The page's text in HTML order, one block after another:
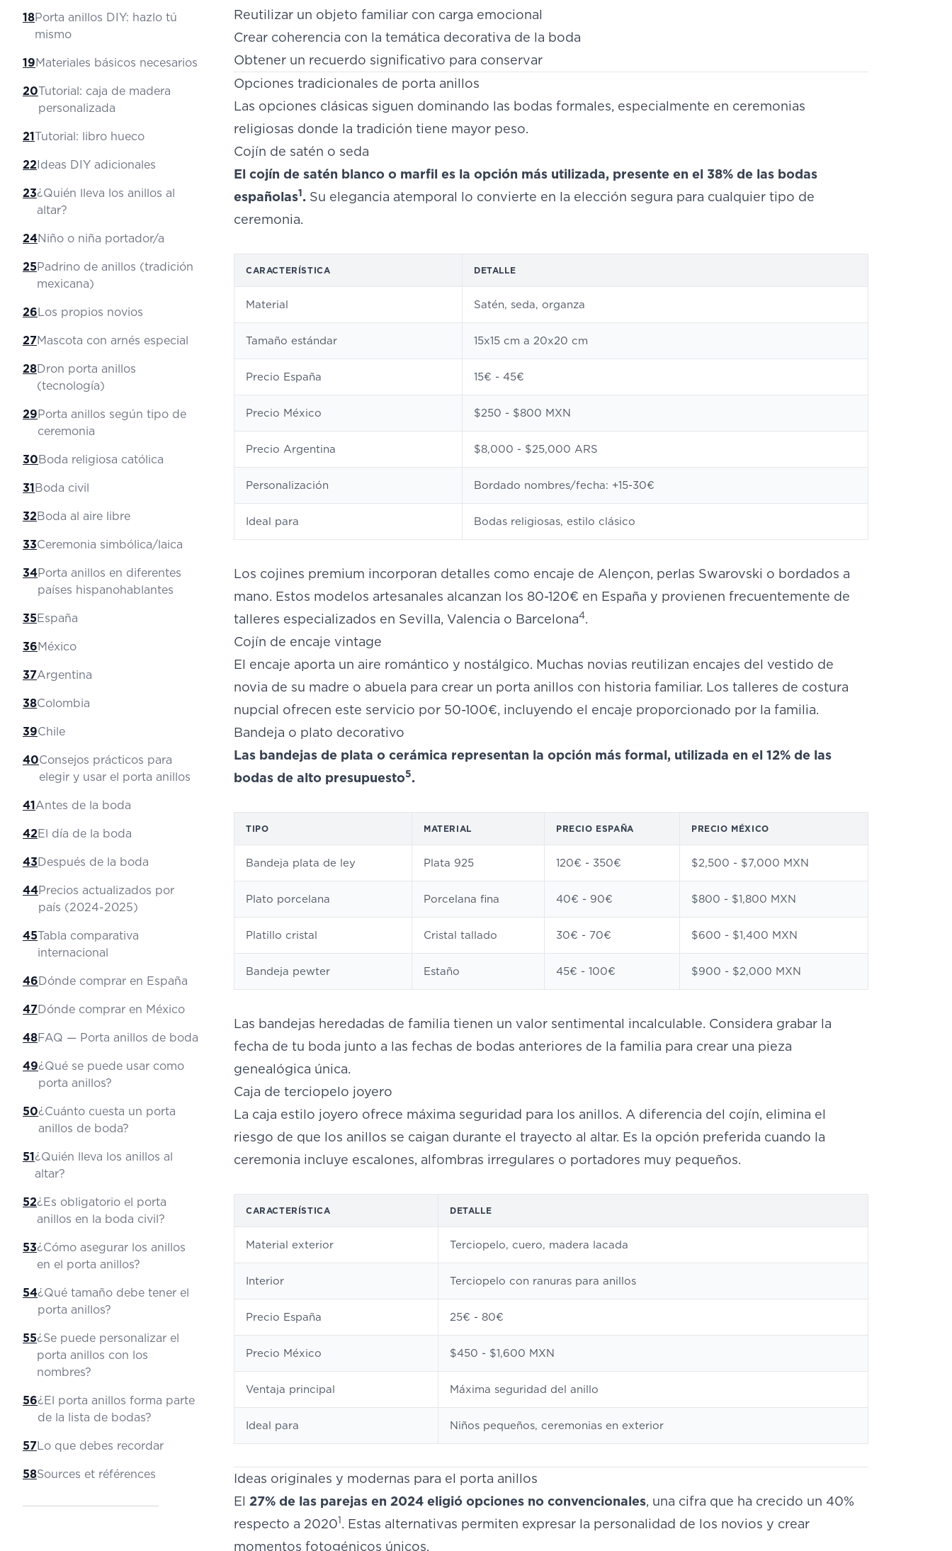
18Porta anillos DIY: hazlo tú
mismo
19Materiales básicos necesarios
20Tutorial: caja de madera
personalizada
21Tutorial: libro hueco
22Ideas DIY adicionales
23¿Quién lleva los anillos al
altar?
24Niño o niña portador/a
25Padrino de anillos (tradición
mexicana)
26Los propios novios
27Mascota con arnés especial
28Dron porta anillos
(tecnología)
29Porta anillos según tipo de
ceremonia
30Boda religiosa católica
31Boda civil
32Boda al aire libre
33Ceremonia simbólica/laica
34Porta anillos en diferentes
países hispanohablantes
35España
36México
37Argentina
38Colombia
39Chile
40Consejos prácticos para
elegir y usar el porta anillos
41Antes de la boda
42El día de la boda
43Después de la boda
44Precios actualizados por
país (2024-2025)
45Tabla comparativa
internacional
46Dónde comprar en España
47Dónde comprar en México
48FAQ — Porta anillos de boda
49¿Qué se puede usar como
porta anillos?
50¿Cuánto cuesta un porta
anillos de boda?
51¿Quién lleva los anillos al
altar?
52¿Es obligatorio el porta
anillos en la boda civil?
53¿Cómo asegurar los anillos
en el porta anillos?
54¿Qué tamaño debe tener el
porta anillos?
55¿Se puede personalizar el
porta anillos con los
nombres?
56¿El porta anillos forma parte
de la lista de bodas?
57Lo que debes recordar
58Sources et références
Reutilizar un objeto familiar con carga emocional
Crear coherencia con la temática decorativa de la boda
Obtener un recuerdo significativo para conservar
Opciones tradicionales de porta anillos
Las opciones clásicas siguen dominando las bodas formales, especialmente en ceremonias
religiosas donde la tradición tiene mayor peso.
Cojín de satén o seda
El cojín de satén blanco o marfil es la opción más utilizada, presente en el 38% de las bodas
españolas1. Su elegancia atemporal lo convierte en la elección segura para cualquier tipo de
ceremonia.
CARACTERÍSTICA DETALLE
Material Satén, seda, organza
Tamaño estándar 15x15 cm a 20x20 cm
Precio España 15€ - 45€
Precio México $250 - $800 MXN
Precio Argentina $8,000 - $25,000 ARS
Personalización Bordado nombres/fecha: +15-30€
Ideal para Bodas religiosas, estilo clásico
Los cojines premium incorporan detalles como encaje de Alençon, perlas Swarovski o bordados a
mano. Estos modelos artesanales alcanzan los 80-120€ en España y provienen frecuentemente de
talleres especializados en Sevilla, Valencia o Barcelona4.
Cojín de encaje vintage
El encaje aporta un aire romántico y nostálgico. Muchas novias reutilizan encajes del vestido de
novia de su madre o abuela para crear un porta anillos con historia familiar. Los talleres de costura
nupcial ofrecen este servicio por 50-100€, incluyendo el encaje proporcionado por la familia.
Bandeja o plato decorativo
Las bandejas de plata o cerámica representan la opción más formal, utilizada en el 12% de las
bodas de alto presupuesto5.
TIPO MATERIAL PRECIO ESPAÑA PRECIO MÉXICO
Bandeja plata de ley Plata 925 120€ - 350€ $2,500 - $7,000 MXN
Plato porcelana Porcelana fina 40€ - 90€ $800 - $1,800 MXN
Platillo cristal Cristal tallado 30€ - 70€ $600 - $1,400 MXN
Bandeja pewter Estaño 45€ - 100€ $900 - $2,000 MXN
Las bandejas heredadas de familia tienen un valor sentimental incalculable. Considera grabar la
fecha de tu boda junto a las fechas de bodas anteriores de la familia para crear una pieza
genealógica única.
Caja de terciopelo joyero
La caja estilo joyero ofrece máxima seguridad para los anillos. A diferencia del cojín, elimina el
riesgo de que los anillos se caigan durante el trayecto al altar. Es la opción preferida cuando la
ceremonia incluye escalones, alfombras irregulares o portadores muy pequeños.
CARACTERÍSTICA DETALLE
Material exterior Terciopelo, cuero, madera lacada
Interior Terciopelo con ranuras para anillos
Precio España 25€ - 80€
Precio México $450 - $1,600 MXN
Ventaja principal Máxima seguridad del anillo
Ideal para Niños pequeños, ceremonias en exterior
Ideas originales y modernas para el porta anillos
El 27% de las parejas en 2024 eligió opciones no convencionales, una cifra que ha crecido un 40%
respecto a 20201. Estas alternativas permiten expresar la personalidad de los novios y crear
momentos fotogénicos únicos.